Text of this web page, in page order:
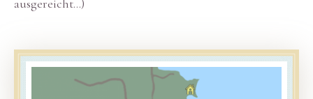
ausgereicht…)